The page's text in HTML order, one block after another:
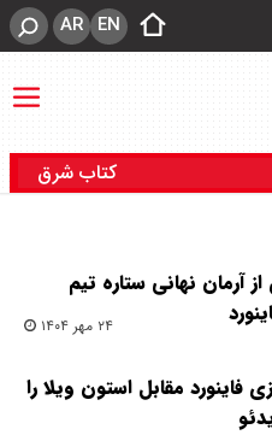
EN
AR
کتاب شرق
آرمان نهانی ستاره تیم
۲۴ مهر ۱۴۰۴
فاینورد مقابل استون ویلا را